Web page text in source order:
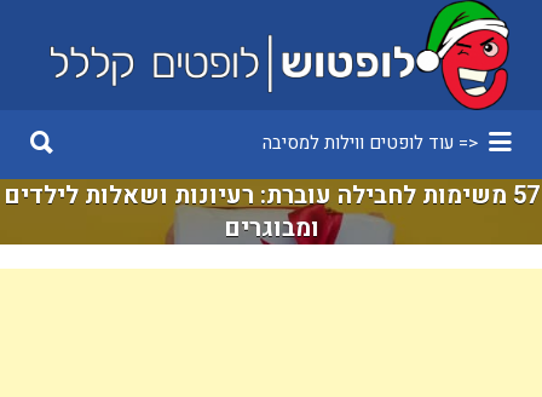
<= עוד לופטים ווילות למסיבה
57 משימות לחבילה עוברת: רעיונות ושאלות לילדים
ומבוגרים